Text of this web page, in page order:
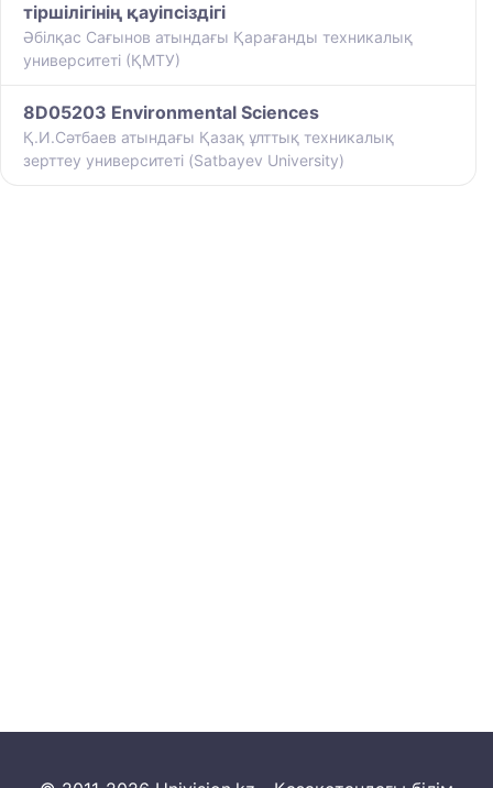
тіршілігінің қауіпсіздігі
Әбілқас Сағынов атындағы Қарағанды техникалық
университеті (ҚМТУ)
8D05203 Environmental Sciences
Қ.И.Сәтбаев атындағы Қазақ ұлттық техникалық
зерттеу университеті (Satbayev University)